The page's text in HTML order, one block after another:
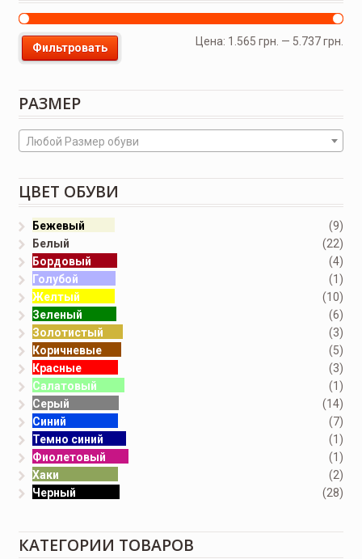
Фильтровать
Цена: 1.565 грн. — 5.737 грн.
РАЗМЕР
Любой Размер обуви
ЦВЕТ ОБУВИ
Бежевый
(9)
Белый
(22)
Бордовый
(4)
Голубой
(1)
Желтый
(10)
Зеленый
(6)
Золотистый
(3)
Коричневые
(5)
Красные
(3)
Салатовый
(1)
Серый
(14)
Синий
(7)
Темно синий
(1)
Фиолетовый
(1)
Хаки
(2)
Черный
(28)
КАТЕГОРИИ ТОВАРОВ